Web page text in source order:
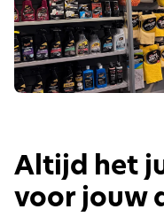
Altijd het
voor jouw